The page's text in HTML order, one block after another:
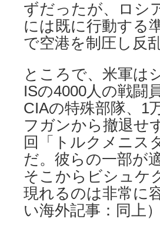
ずだったが、ロシ
には既に行動する
で空港を制圧し反
ところで、米軍は
ISの4000人の戦闘
CIAの特殊部隊、1
フガンから撤退せ
回「トルクメニス
だ。彼らの一部が
そこからビシュケ
現れるのは非常に
い海外記事：同上）